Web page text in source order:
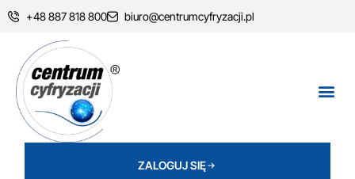
+48 887 818 800​ biuro@centrumcyfryzacji.pl​
ZALOGUJ SIĘ